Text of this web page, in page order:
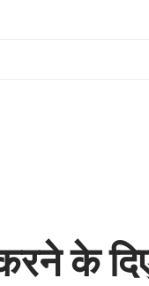
के